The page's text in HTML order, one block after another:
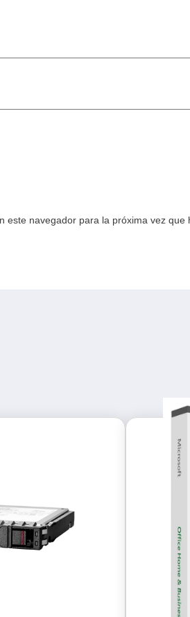
navegador para la próxima vez que